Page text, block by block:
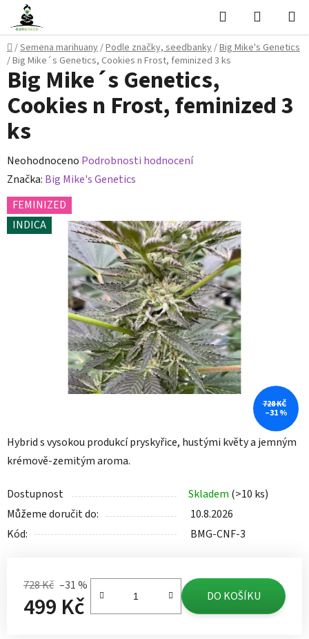
Přejít
obsah
Hledat
KOŠÍK
Domů
/Semena marihuany/Podle značky, seedbanky/Big Mike's Genetics
/Big Mike´s Genetics, Cookies n Frost, feminized 3 ks
Hybrid s vysokou produkcí pryskyřice, hustými květy a jemným
krémově-zemitým aroma.
Dostupnost Skladem (>10 ks)
Můžeme doručit do:
10.8.2026
Kód:
BMG-CNF-3
728 Kč –31 %
499 Kč DO KOŠÍKU
Big Mike´s Genetics,
Cookies n Frost, feminized 3
ks
Průměrné
hodnocení
produktu
je
0,0
Neohodnoceno Podrobnosti hodnocení
Značka: Big Mike's Genetics
FEMINIZED
INDICA
728 KČ
–31 %